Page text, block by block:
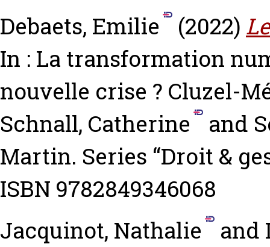
Debaets, Emilie
(2022)
In : La transformation
nouvelle crise ? Cluzel-
Schnall, Catherine
and
Martin. Series “Droit &
ISBN 9782849346068
Jacquinot, Nathalie
and